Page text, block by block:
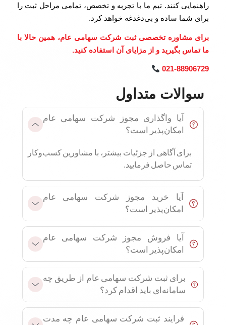
راهنمایی کنند. تیم ما با تجربه و تخصص، تمامی مراحل ثبت را
برای شما ساده و بی‌دغدغه خواهد کرد.
برای مشاوره تخصصی ثبت شرکت سهامی عام، همین حالا با
ما تماس بگیرید و از مزایای آن استفاده کنید.
021-88906729
سوالات متداول
آیا واگذاری مجوز شرکت سهامی عام
امکان‌پذیر است؟
برای آگاهی از جزئیات بیشتر، با مشاورین کسب‌وکار
تماس حاصل فرمایید.
آیا خرید مجوز شرکت سهامی عام
امکان‌پذیر است؟
آیا فروش مجوز شرکت سهامی عام
امکان‌پذیر است؟
برای ثبت شرکت سهامی عام از طریق چه
سامانه‌ای باید اقدام کرد؟
فرایند ثبت شرکت سهامی عام چه مدت